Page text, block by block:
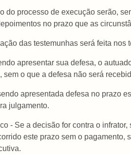
do processo de execução serão,
no prazo que as
das testemunhas será feita nos
apresentar sua defesa, o
sem o que a defesa não será
apresentada defesa no prazo
julgamento.
- Se a decisão for contra o
este prazo sem o pagamento,